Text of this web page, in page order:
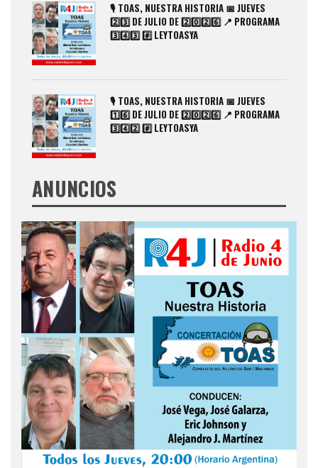
🎙️ TOAS, NUESTRA HISTORIA 📅 JUEVES
2️⃣3️⃣ DE JULIO DE 2️⃣0️⃣2️⃣6️⃣ 📍 PROGRAMA
3️⃣4️⃣3️⃣ #️⃣ LEYTOASYA
🎙️ TOAS, NUESTRA HISTORIA 📅 JUEVES
1️⃣6️⃣ DE JULIO DE 2️⃣0️⃣2️⃣6️⃣ 📍 PROGRAMA
3️⃣4️⃣2️⃣ #️⃣ LEYTOASYA
ANUNCIOS